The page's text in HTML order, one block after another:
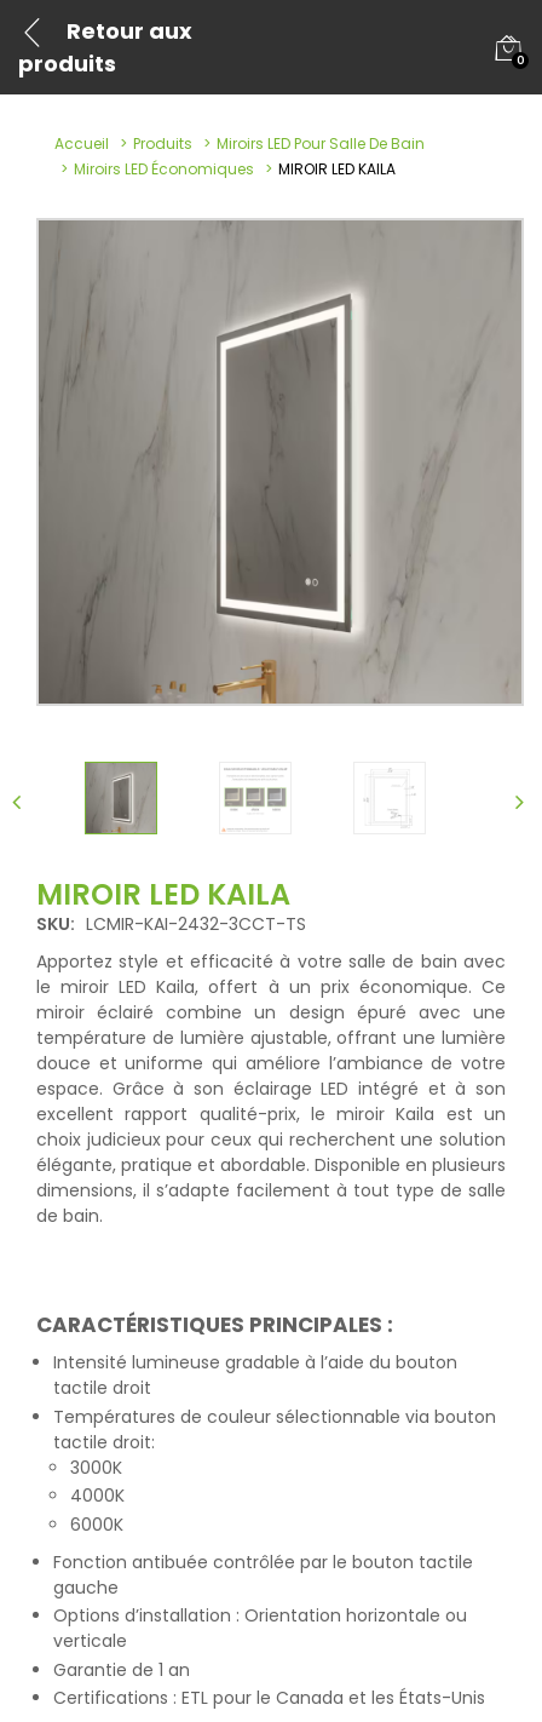
Retour aux
produits
0
Accueil Produits
Miroirs LED Pour Salle De Bain
Miroirs LED Économiques
MIROIR LED KAILA
MIROIR LED KAILA
SKU: LCMIR-KAI-2432-3CCT-TS
Apportez style et efficacité à votre salle de bain avec
le miroir LED Kaila, offert à un prix économique. Ce
miroir éclairé combine un design épuré avec une
température de lumière ajustable, offrant une lumière
douce et uniforme qui améliore l’ambiance de votre
espace. Grâce à son éclairage LED intégré et à son
excellent rapport qualité-prix, le miroir Kaila est un
choix judicieux pour ceux qui recherchent une solution
élégante, pratique et abordable. Disponible en plusieurs
dimensions, il s’adapte facilement à tout type de salle
de bain.
CARACTÉRISTIQUES PRINCIPALES :
Intensité lumineuse gradable à l’aide du bouton
tactile droit
Températures de couleur sélectionnable via bouton
tactile droit:
3000K
4000K
6000K
Fonction antibuée contrôlée par le bouton tactile
gauche
Options d’installation : Orientation horizontale ou
verticale
Garantie de 1 an
Certifications : ETL pour le Canada et les États-Unis